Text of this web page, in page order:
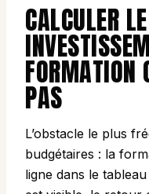
CALCULER
FORMATION
PAS
L’obstacle le plus
budgétaires : la
ligne dans le